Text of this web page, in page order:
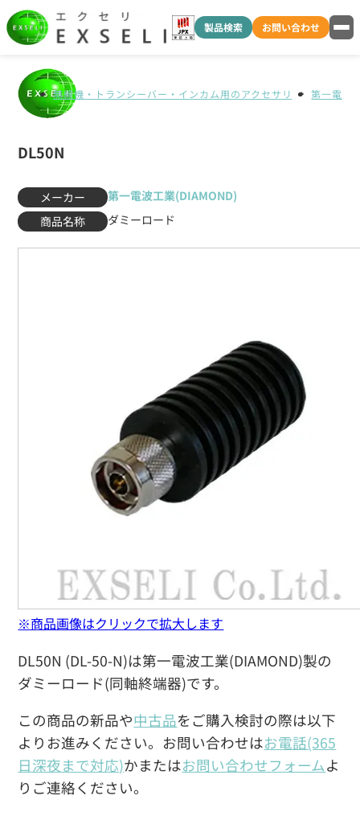
製品検索 お問い合わせ
無線機・トランシーバー・インカム用のアクセサリ 第一電波
DL50N
メーカー
第一電波工業(DIAMOND)
商品名称
ダミーロード
DL50N (DL-50-N)は第一電波工業(DIAMOND)製の
ダミーロード(同軸終端器)です。
この商品の新品や中古品をご購入検討の際は以下
よりお進みください。お問い合わせはお電話(365
日深夜まで対応)かまたはお問い合わせフォームよ
りご連絡ください。
※商品画像はクリックで拡大します